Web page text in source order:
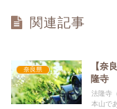
関連記事
奈良県
【奈
隆寺
法隆寺
本山で